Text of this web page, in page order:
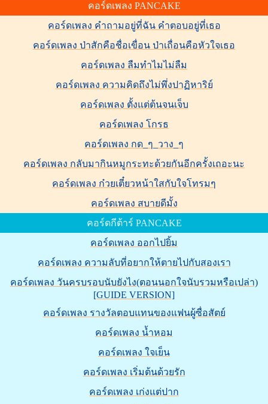
คอร์ดเพลง PANCAKE
คอร์ดเพลง คำถามอยู่ที่ฉัน คำตอบอยู่ที่เธอ
คอร์ดเพลง ป่าสักคือชื่อเขื่อน ป่าเถื่อนคือหัวใจเธอ
คอร์ดเพลง ลืมทำไมไม่ลืม
คอร์ดเพลง ความคิดถึงไม่พึ่งปาฏิหาริย์
คอร์ดเพลง ตั้งแต่ต้นจนเจ็บ
คอร์ดเพลง โกรธ
คอร์ดเพลง กด_ๆ_วาง_ๆ
คอร์ดเพลง กลับมากินหมูกระทะด้วยกันอีกครั้งเถอะนะ
คอร์ดเพลง ก๋วยเตี๋ยวหน้าใสกับใจโทรมๆ
คอร์ดเพลง สบายดีมั้ง
คอร์ดกีต้าร์ PANCAKE
คอร์ดเพลง ออกไปยิ้ม
คอร์ดเพลง ความลับที่อยากให้ตายไปกับสองเรา
คอร์ดเพลง วันครบรอบนับยังไง(ตอนนอกใจนับรวมหรือเปล่า)
[GUIDE VERSION]
คอร์ดเพลง รางวัลตอบแทนของแฟนผู้ซื่อสัตย์
คอร์ดเพลง น้ำหอม
คอร์ดเพลง ใจเย็น
คอร์ดเพลง เริ่มต้นด้วยรัก
คอร์ดเพลง เก่งแต่ปาก